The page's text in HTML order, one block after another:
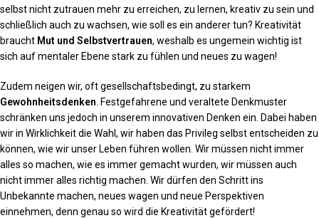
selbst nicht zutrauen mehr zu erreichen, zu lernen, kreativ zu sein und
schließlich auch zu wachsen, wie soll es ein anderer tun? Kreativität
braucht Mut und Selbstvertrauen, weshalb es ungemein wichtig ist
sich auf mentaler Ebene stark zu fühlen und neues zu wagen!
Zudem neigen wir, oft gesellschaftsbedingt, zu starkem
Gewohnheitsdenken . Festgefahrene und veraltete Denkmuster
schränken uns jedoch in unserem innovativen Denken ein. Dabei haben
wir in Wirklichkeit die Wahl, wir haben das Privileg selbst entscheiden zu
können, wie wir unser Leben führen wollen. Wir müssen nicht immer
alles so machen, wie es immer gemacht wurden, wir müssen auch
nicht immer alles richtig machen. Wir dürfen den Schritt ins
Unbekannte machen, neues wagen und neue Perspektiven
einnehmen, denn genau so wird die Kreativität gefördert!